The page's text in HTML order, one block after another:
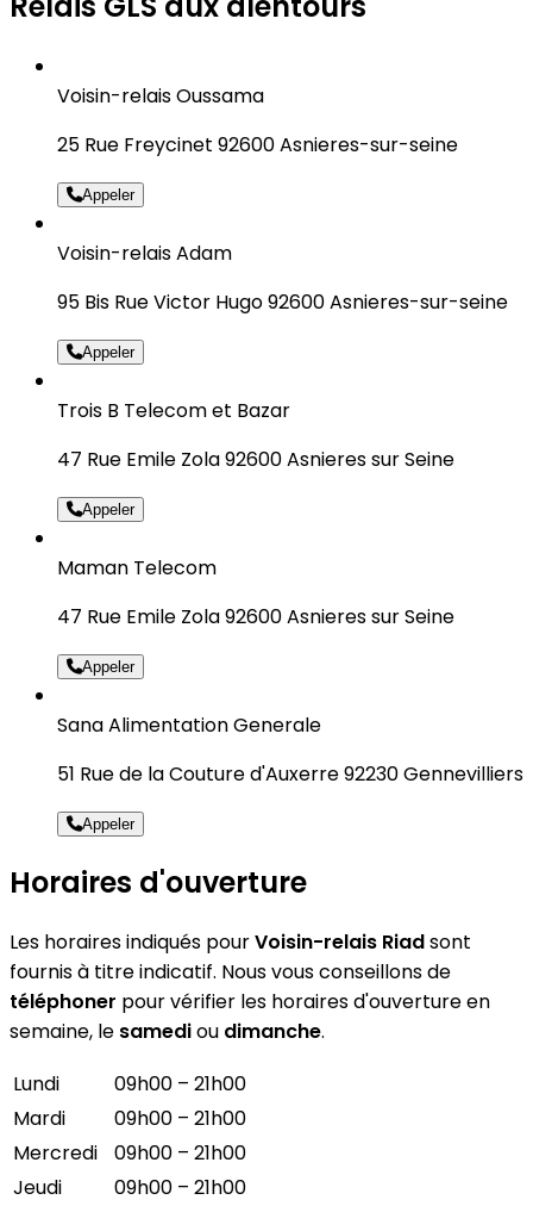
Voisin-relais Oussama
25 Rue Freycinet 92600 Asnieres-sur-seine
Appeler
Voisin-relais Adam
95 Bis Rue Victor Hugo 92600 Asnieres-sur-seine
Appeler
Trois B Telecom et Bazar
47 Rue Emile Zola 92600 Asnieres sur Seine
Appeler
Maman Telecom
47 Rue Emile Zola 92600 Asnieres sur Seine
Appeler
Sana Alimentation Generale
51 Rue de la Couture d'Auxerre 92230 Gennevilliers
Appeler
Horaires d'ouverture
Les horaires indiqués pourVoisin-relais Riadsont
fournis à titre indicatif. Nous vous conseillons de
téléphoner pour vérifier les horaires d'ouverture en
semaine, le samediou dimanche.
Lundi
09h00 – 21h00
Mardi
09h00 – 21h00
Mercredi
09h00 – 21h00
Jeudi
09h00 – 21h00